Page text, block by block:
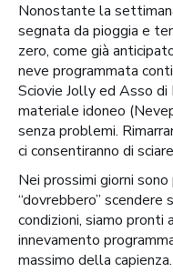
Nonostante la
segnata da pioggia e
zero, come già
neve programmata
Sciovie Jolly ed Asso
materiale idoneo
senza problemi.
ci consentiranno di
Nei prossimi giorni
“dovrebbero”
condizioni, siamo pronti
innevamento
massimo della capienza.